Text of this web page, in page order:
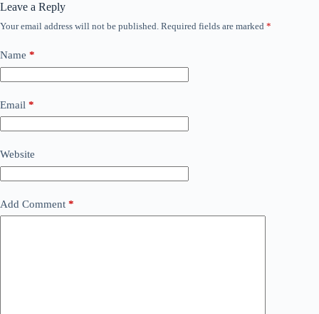
Leave a Reply
Your email address will not be published. Required fields are marked *
Name *
Email *
Website
Add Comment *